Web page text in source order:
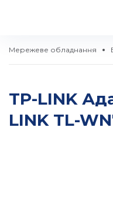
Мережеве обладнання
TP-LINK
LINK TL-